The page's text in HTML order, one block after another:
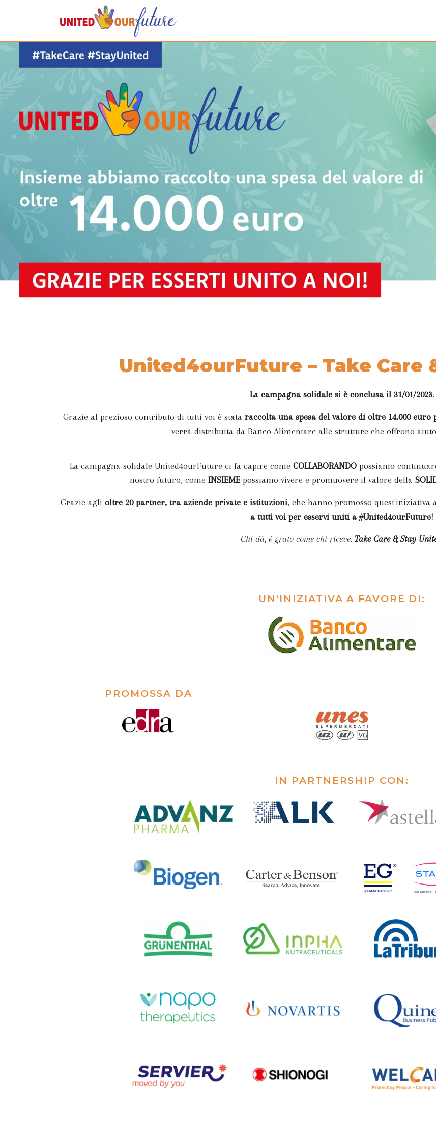
United4ourFuture – Take Care
La campagna solidale si è conclusa il 31/01/2023.
Grazie al prezioso contributo di tutti voi è stata raccolta una spesa del valore di oltre 14.000
verrà distribuita da Banco Alimentare alle strutture che offrono
La campagna solidale United4ourFuture ci fa capire come COLLABORANDOpossiamo
nostro futuro, come INSIEMEpossiamo vivere e promuovere il valore della
Grazie agli oltre 20 partner, tra aziende private e istituzioni, che hanno promosso quest'iniziativa
a tutti voi per esservi uniti a #United4ourFuture!
Chi dà, è grato come chi riceve. Take Care & Stay
UN'INIZIATIVA A FAVORE DI:
PROMOSSA DA
IN PARTNERSHIP CON: